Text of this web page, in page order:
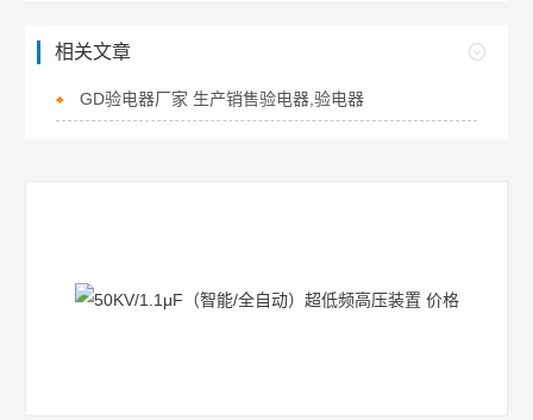
相关文章
GD验电器厂家 生产销售验电器,验电器